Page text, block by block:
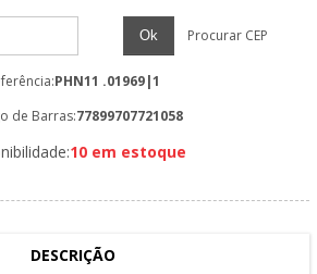
Ok Procurar CEP
PHN11 .01969|1
de Barras:77899707721058
10 em estoque
DESCRIÇÃO